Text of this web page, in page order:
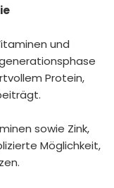
Für die Zeit nach
und
Protein,
sowie Zink,
Möglichkeit,